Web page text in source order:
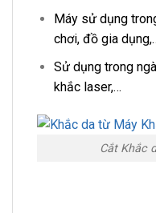
Máy sử dụng
chơi, đồ gia
Sử dụng trong
khắc laser,…
Cắt Khắc